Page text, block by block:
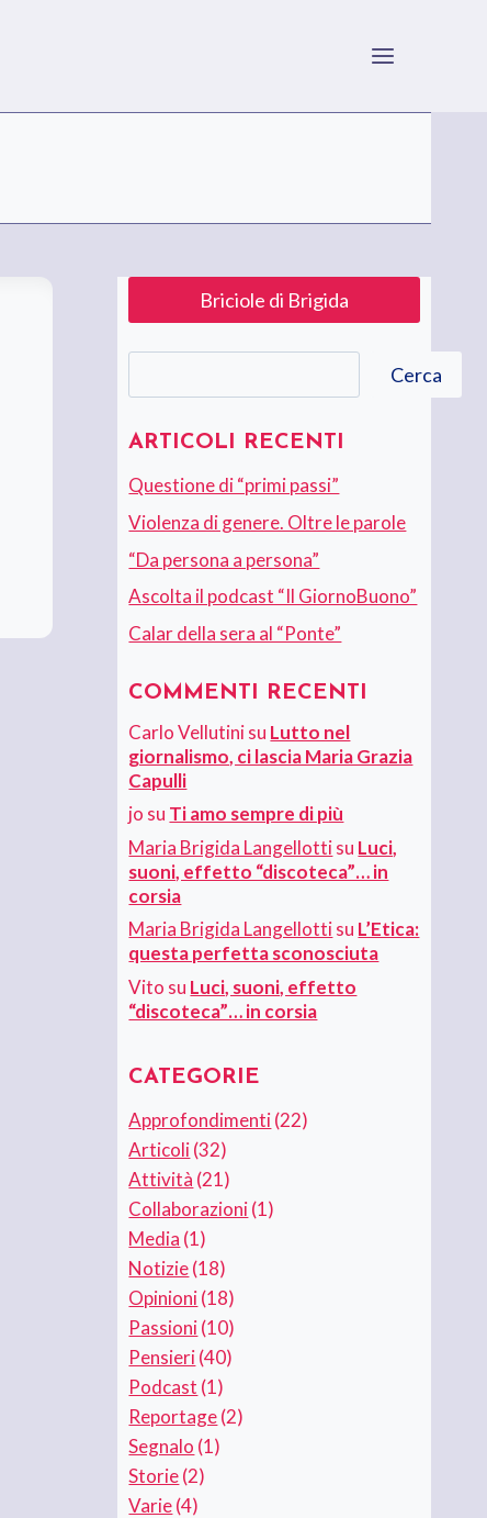
Briciole di Brigida
Cerca
ARTICOLI RECENTI
Questione di “primi passi”
Violenza di genere. Oltre le parole
“Da persona a persona”
Ascolta il podcast “Il GiornoBuono”
Calar della sera al “Ponte”
COMMENTI RECENTI
Carlo Vellutinisu Lutto nel
giornalismo, ci lascia Maria Grazia
Capulli
jo su Ti amo sempre di più
Maria Brigida Langellottisu Luci,
suoni, effetto “discoteca”… in
corsia
Maria Brigida Langellottisu L’Etica:
questa perfetta sconosciuta
Vito su Luci, suoni, effetto
“discoteca”… in corsia
CATEGORIE
Approfondimenti(22)
Articoli(32)
Attività (21)
Collaborazioni(1)
Media (1)
Notizie(18)
Opinioni(18)
Passioni(10)
Pensieri(40)
Podcast (1)
Reportage(2)
Segnalo (1)
Storie(2)
Varie(4)